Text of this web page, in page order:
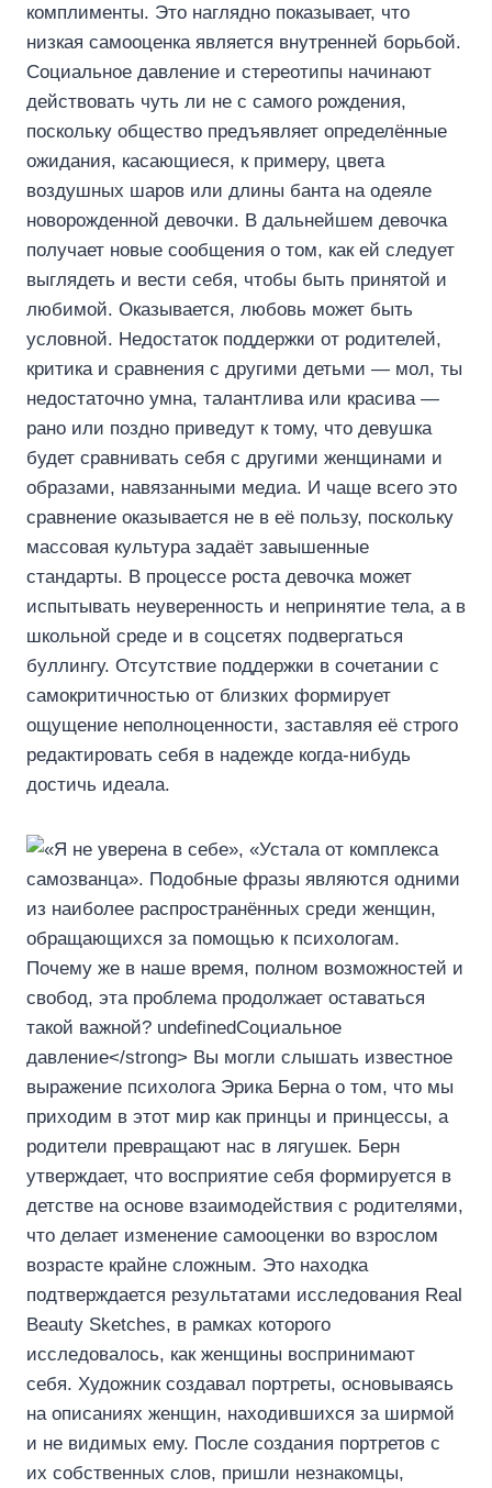
комплименты. Это наглядно показывает, что
низкая самооценка является внутренней борьбой.
Социальное давление и стереотипы начинают
действовать чуть ли не с самого рождения,
поскольку общество предъявляет определённые
ожидания, касающиеся, к примеру, цвета
воздушных шаров или длины банта на одеяле
новорожденной девочки. В дальнейшем девочка
получает новые сообщения о том, как ей следует
выглядеть и вести себя, чтобы быть принятой и
любимой. Оказывается, любовь может быть
условной. Недостаток поддержки от родителей,
критика и сравнения с другими детьми — мол, ты
недостаточно умна, талантлива или красива —
рано или поздно приведут к тому, что девушка
будет сравнивать себя с другими женщинами и
образами, навязанными медиа. И чаще всего это
сравнение оказывается не в её пользу, поскольку
массовая культура задаёт завышенные
стандарты. В процессе роста девочка может
испытывать неуверенность и непринятие тела, а в
школьной среде и в соцсетях подвергаться
буллингу. Отсутствие поддержки в сочетании с
самокритичностью от близких формирует
ощущение неполноценности, заставляя её строго
редактировать себя в надежде когда-нибудь
достичь идеала.